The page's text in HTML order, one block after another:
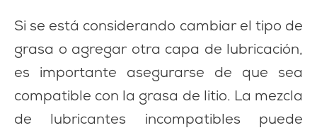
Si se está considerando cambiar el tipo de
grasa o agregar otra capa de lubricación,
es importante asegurarse de que sea
compatible con la grasa de litio. La mezcla
de lubricantes incompatibles puede